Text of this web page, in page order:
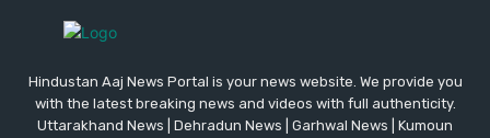
Hindustan Aaj News Portal is your news website. We provide you
with the latest breaking news and videos with full authenticity.
Uttarakhand News | Dehradun News | Garhwal News | Kumoun